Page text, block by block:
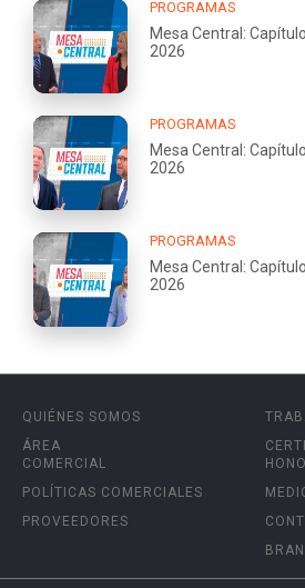
PROGRAMAS
Mesa Central:
2026
PROGRAMAS
Mesa Central:
2026
PROGRAMAS
Mesa Central:
2026
QUIÉNES SOMOS
ÁREA
COMERCIAL
POLÍTICAS COMERCIALES
PROVEEDORES